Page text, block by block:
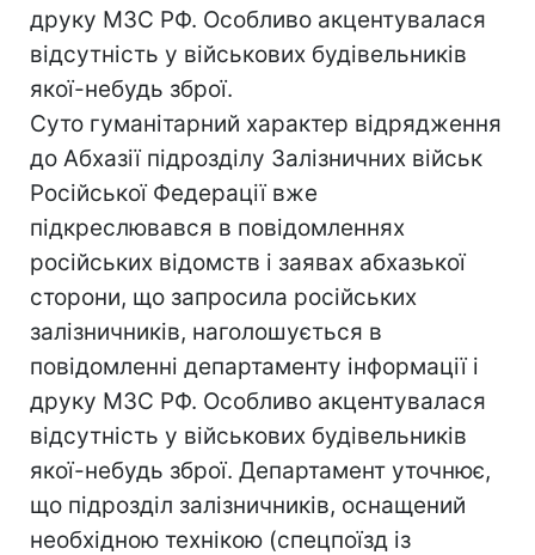
друку МЗС РФ. Особливо акцентувалася
відсутність у військових будівельників
якої-небудь зброї.
Суто гуманітарний характер відрядження
до Абхазії підрозділу Залізничних військ
Російської Федерації вже
підкреслювався в повідомленнях
російських відомств і заявах абхазької
сторони, що запросила російських
залізничників, наголошується в
повідомленні департаменту інформації і
друку МЗС РФ. Особливо акцентувалася
відсутність у військових будівельників
якої-небудь зброї. Департамент уточнює,
що підрозділ залізничників, оснащений
необхідною технікою (спецпоїзд із